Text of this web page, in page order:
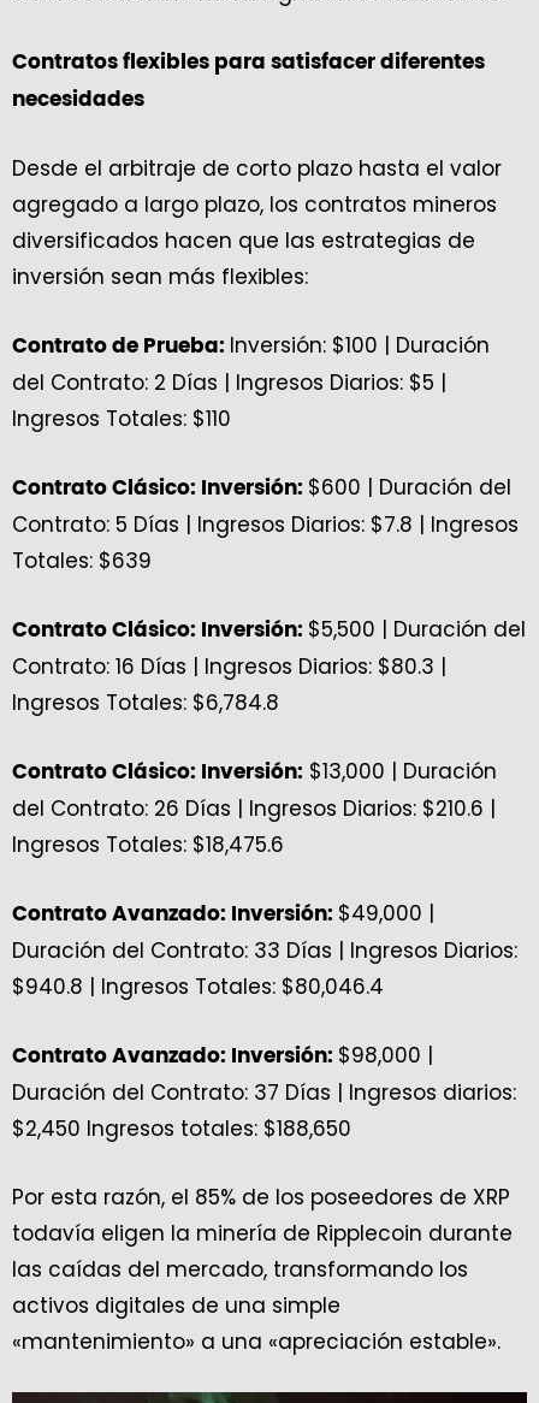
Contratos flexibles para satisfacer diferentes
necesidades
Desde el arbitraje de corto plazo hasta el valor
agregado a largo plazo, los contratos mineros
diversificados hacen que las estrategias de
inversión sean más flexibles:
Contrato de Prueba: Inversión: $100 | Duración
del Contrato: 2 Días | Ingresos Diarios: $5 |
Ingresos Totales: $110
Contrato Clásico: Inversión: $600 | Duración del
Contrato: 5 Días | Ingresos Diarios: $7.8 | Ingresos
Totales: $639
Contrato Clásico: Inversión: $5,500 | Duración del
Contrato: 16 Días | Ingresos Diarios: $80.3 |
Ingresos Totales: $6,784.8
Contrato Clásico: Inversión: $13,000 | Duración
del Contrato: 26 Días | Ingresos Diarios: $210.6 |
Ingresos Totales: $18,475.6
Contrato Avanzado: Inversión: $49,000 |
Duración del Contrato: 33 Días | Ingresos Diarios:
$940.8 | Ingresos Totales: $80,046.4
Contrato Avanzado: Inversión: $98,000 |
Duración del Contrato: 37 Días | Ingresos diarios:
$2,450 Ingresos totales: $188,650
Por esta razón, el 85% de los poseedores de XRP
todavía eligen la minería de Ripplecoin durante
las caídas del mercado, transformando los
activos digitales de una simple
«mantenimiento» a una «apreciación estable».